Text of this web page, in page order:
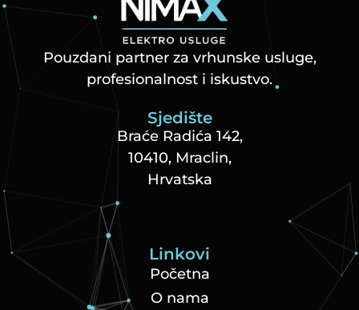
Pouzdani partner za vrhunske usluge,
profesionalnost i iskustvo.
Sjedište
Braće Radića 142,
10410, Mraclin,
Hrvatska
Linkovi
Početna
O nama